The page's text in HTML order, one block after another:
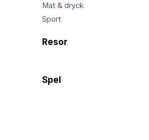
Mat & dryck
Sport
Resor
Spel